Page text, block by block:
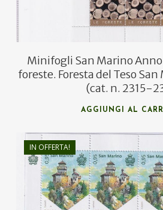
Minifogli San Marino Anno
foreste. Foresta del Teso
(cat. n. 2315-
AGGIUNGI AL
IN OFFERTA!